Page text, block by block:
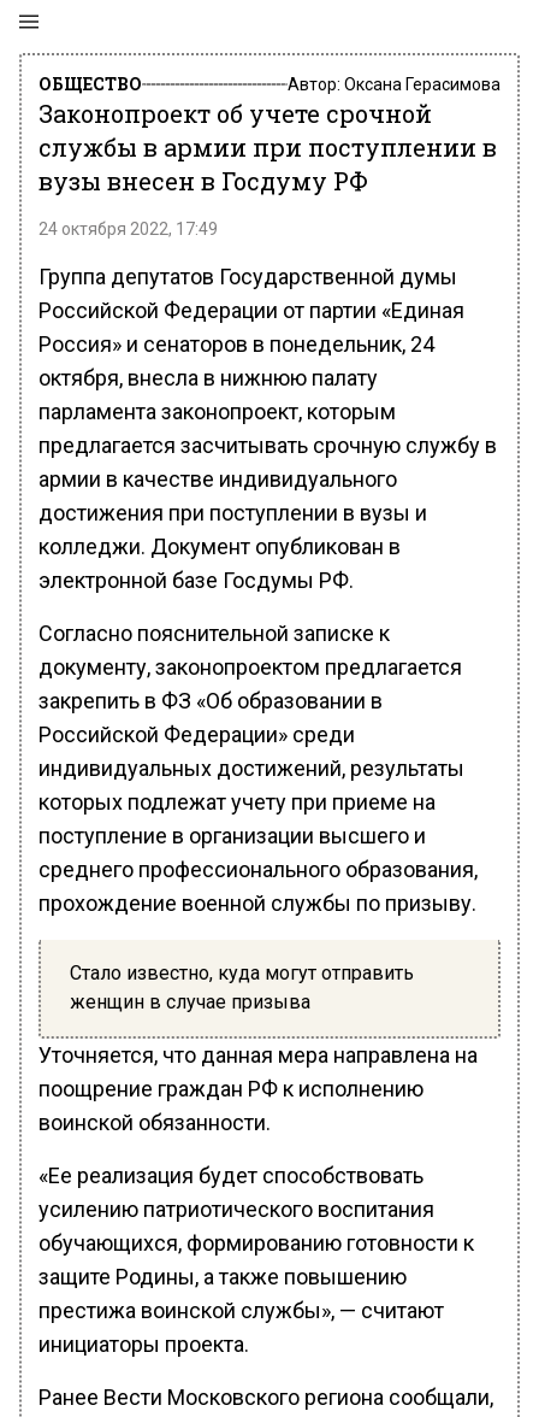
ОБЩЕСТВО Автор: Оксана Герасимова
Законопроект об учете срочной
службы в армии при поступлении в
вузы внесен в Госдуму РФ
24 октября 2022, 17:49
Группа депутатов Государственной думы
Российской Федерации от партии «Единая
Россия» и сенаторов в понедельник, 24
октября, внесла в нижнюю палату
парламента законопроект, которым
предлагается засчитывать срочную службу в
армии в качестве индивидуального
достижения при поступлении в вузы и
колледжи. Документ опубликован в
электронной базе Госдумы РФ.
Согласно пояснительной записке к
документу, законопроектом предлагается
закрепить в ФЗ «Об образовании в
Российской Федерации» среди
индивидуальных достижений, результаты
которых подлежат учету при приеме на
поступление в организации высшего и
среднего профессионального образования,
прохождение военной службы по призыву.
Стало известно, куда могут отправить
женщин в случае призыва
Уточняется, что данная мера направлена на
поощрение граждан РФ к исполнению
воинской обязанности.
«Ее реализация будет способствовать
усилению патриотического воспитания
обучающихся, формированию готовности к
защите Родины, а также повышению
престижа воинской службы», — считают
инициаторы проекта.
Ранее Вести Московского региона сообщали,